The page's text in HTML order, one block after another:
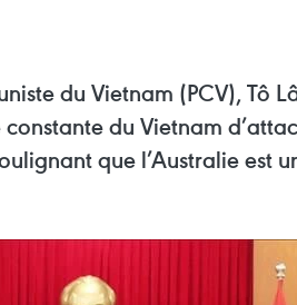
du Vietnam (PCV),
du Vietnam
que l’Australie est